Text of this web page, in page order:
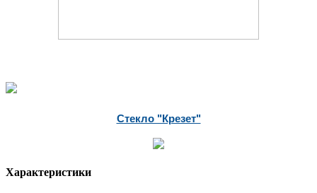
Стекло "Крезет"
Характеристики